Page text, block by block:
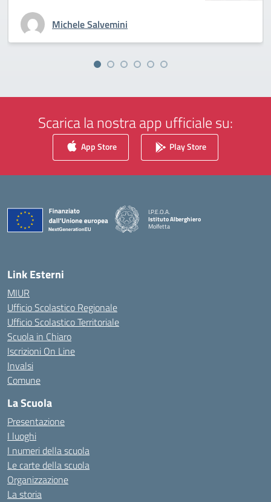
Michele Salvemini
Scarica la nostra app ufficiale su:
App Store Play Store
I.P.E.O.A.
Istituto Alberghiero
Molfetta
Link Esterni
MIUR
Ufficio Scolastico Regionale
Ufficio Scolastico Territoriale
Scuola in Chiaro
Iscrizioni On Line
Invalsi
Comune
La Scuola
Presentazione
I luoghi
I numeri della scuola
Le carte della scuola
Organizzazione
La storia